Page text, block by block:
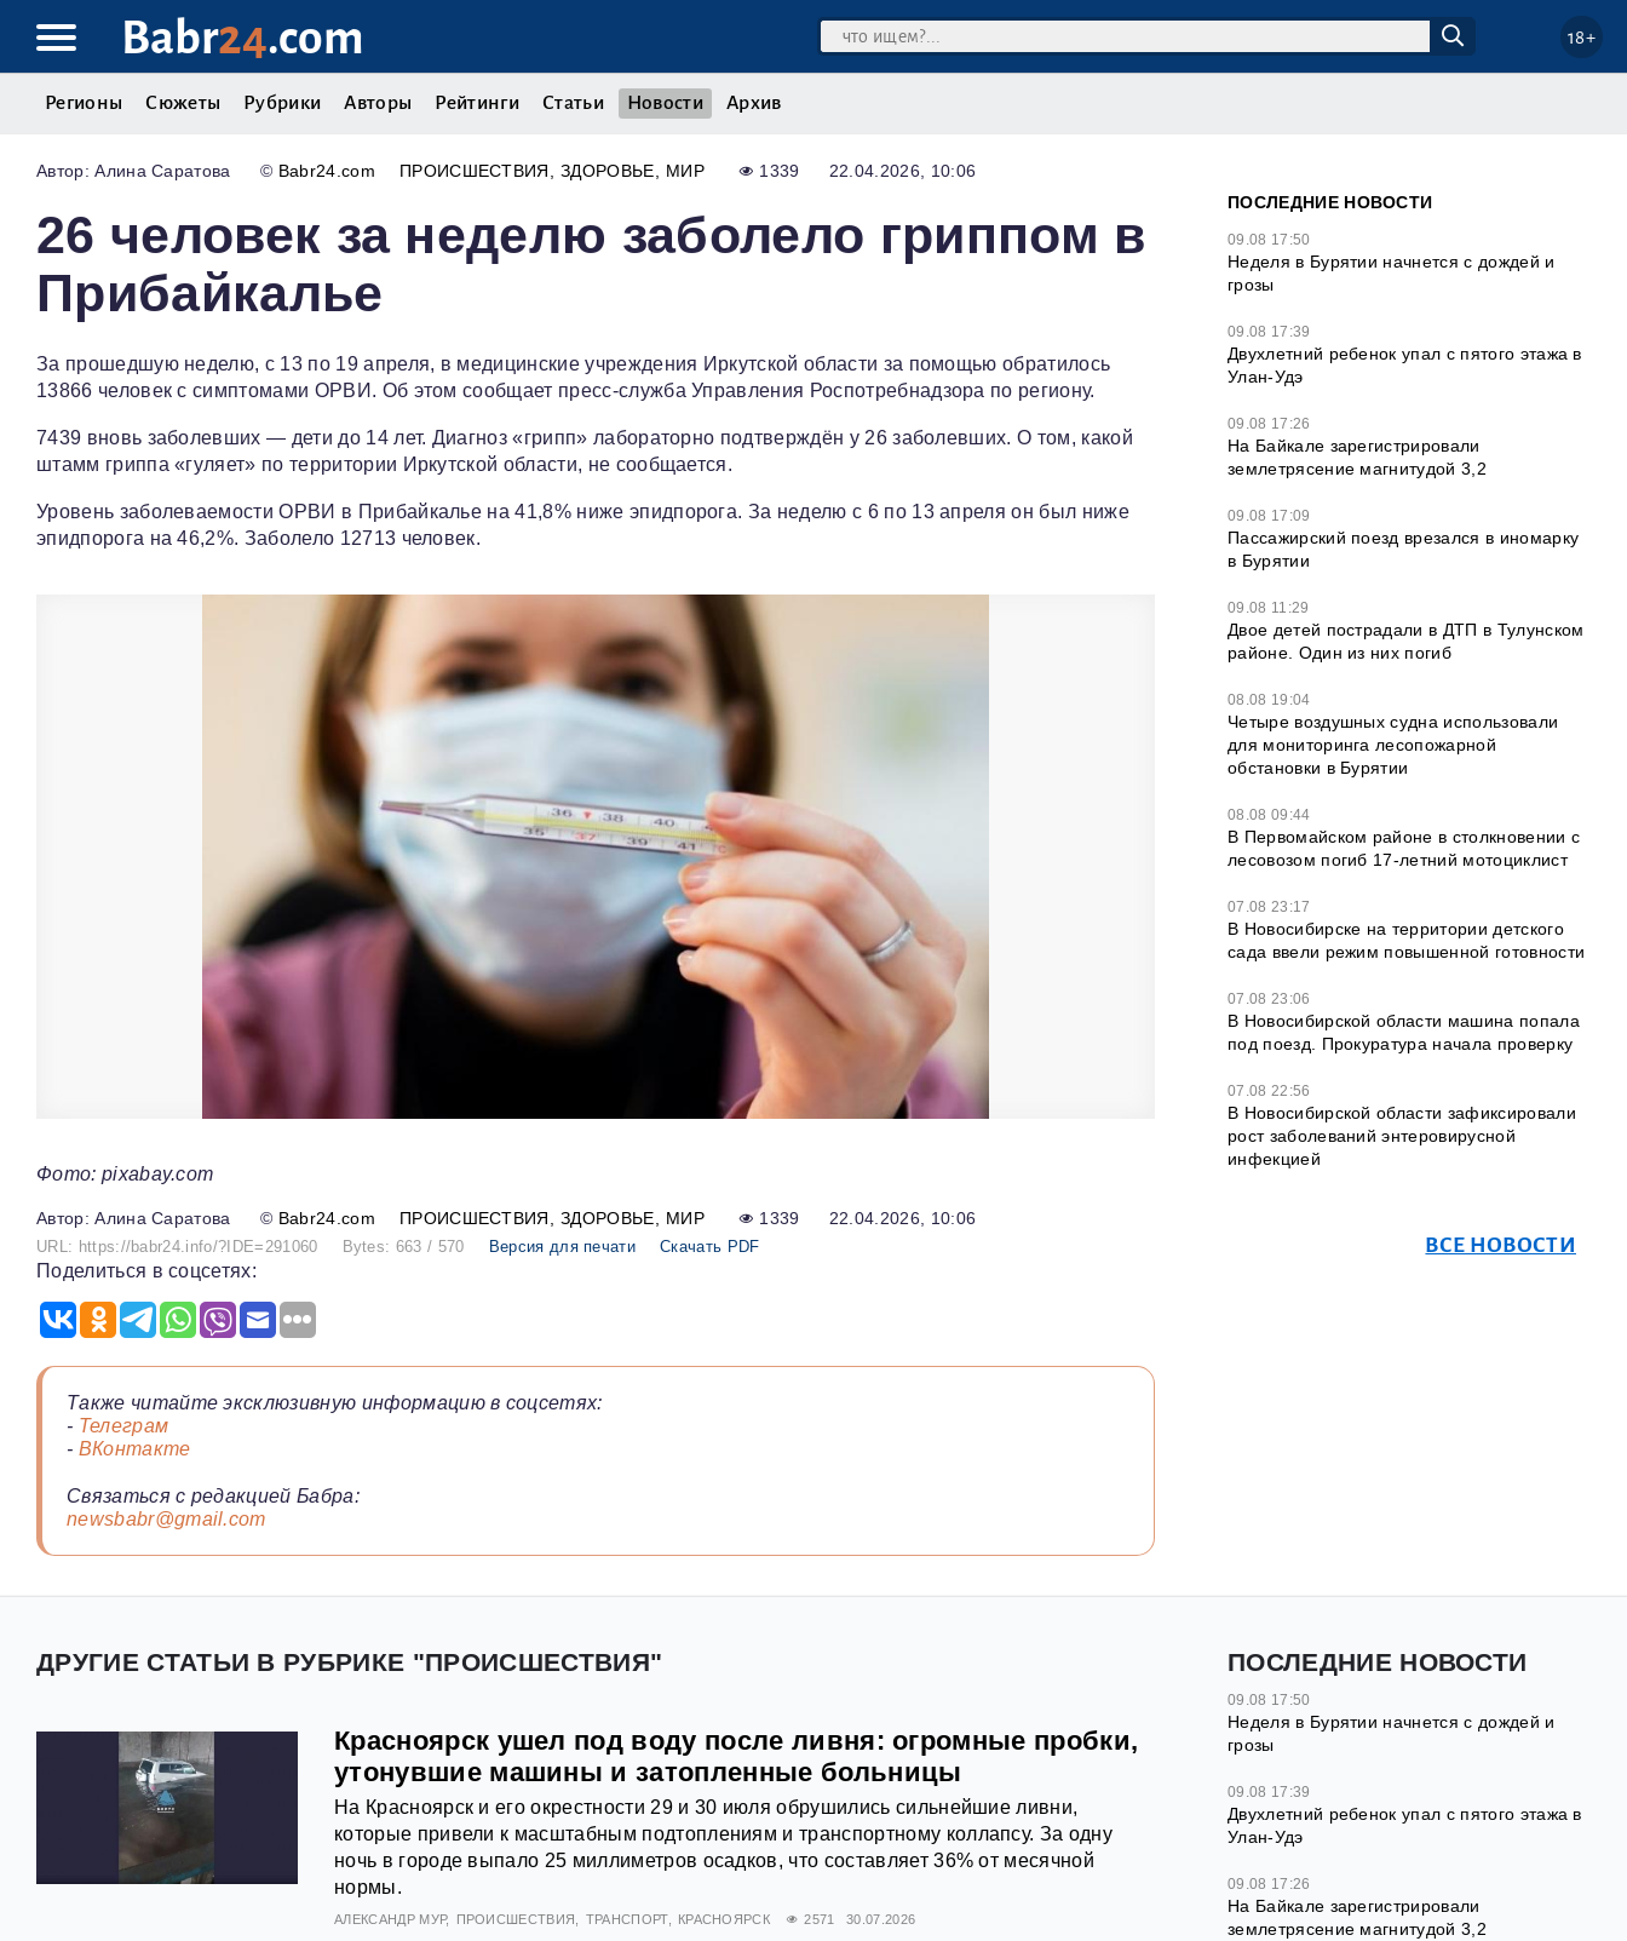
Babr24.com 18+
Регионы Сюжеты Рубрики Авторы Рейтинги Статьи Новости Архив
Алина Саратова © Babr24.com ПРОИСШЕСТВИЯ ЗДОРОВЬЕ МИР 1339 22.04.2026, 10:06
26 человек за неделю заболело гриппом в
Прибайкалье
За прошедшую неделю, с 13 по 19 апреля, в медицинские учреждения Иркутской области за помощью обратилось
13866 человек с симптомами ОРВИ. Об этом сообщает пресс‑служба Управления Роспотребнадзора по региону.
7439 вновь заболевших — дети до 14 лет. Диагноз «грипп» лабораторно подтверждён у 26 заболевших. О том, какой
штамм гриппа «гуляет» по территории Иркутской области, не сообщается.
Уровень заболеваемости ОРВИ в Прибайкалье на 41,8% ниже эпидпорога. За неделю с 6 по 13 апреля он был ниже
эпидпорога на 46,2%. Заболело 12713 человек.
Фото: pixabay.com
Алина Саратова © Babr24.com ПРОИСШЕСТВИЯ ЗДОРОВЬЕ МИР 1339 22.04.2026, 10:06
URL: https://babr24.info/?IDE=291060 Bytes: 663 / 570 Версия для печати Скачать PDF
Поделиться в соцсетях:
Также читайте эксклюзивную информацию в соцсетях:
- Телеграм
- ВКонтакте
Связаться с редакцией Бабра:
newsbabr@gmail.com
ПОСЛЕДНИЕ НОВОСТИ
09.08 17:50
Неделя в Бурятии начнется с дождей и
грозы
09.08 17:39
Двухлетний ребенок упал с пятого этажа в
Улан-Удэ
09.08 17:26
На Байкале зарегистрировали
землетрясение магнитудой 3,2
09.08 17:09
Пассажирский поезд врезался в иномарку
в Бурятии
09.08 11:29
Двое детей пострадали в ДТП в Тулунском
районе. Один из них погиб
08.08 19:04
Четыре воздушных судна использовали
для мониторинга лесопожарной
обстановки в Бурятии
08.08 09:44
В Первомайском районе в столкновении с
лесовозом погиб 17-летний мотоциклист
07.08 23:17
В Новосибирске на территории детского
сада ввели режим повышенной готовности
07.08 23:06
В Новосибирской области машина попала
под поезд. Прокуратура начала проверку
07.08 22:56
В Новосибирской области зафиксировали
рост заболеваний энтеровирусной
инфекцией
ВСЕ НОВОСТИ
ДРУГИЕ СТАТЬИ В РУБРИКЕ "ПРОИСШЕСТВИЯ"
Красноярск ушел под воду после ливня: огромные пробки,
утонувшие машины и затопленные больницы
На Красноярск и его окрестности 29 и 30 июля обрушились сильнейшие ливни,
которые привели к масштабным подтоплениям и транспортному коллапсу. За одну
ночь в городе выпало 25 миллиметров осадков, что составляет 36% от месячной
нормы.
АЛЕКСАНДР МУР ПРОИСШЕСТВИЯ ТРАНСПОРТ КРАСНОЯРСК 2571 30.07.2026
ПОСЛЕДНИЕ НОВОСТИ
09.08 17:50
Неделя в Бурятии начнется с дождей и
грозы
09.08 17:39
Двухлетний ребенок упал с пятого этажа в
Улан-Удэ
09.08 17:26
На Байкале зарегистрировали
землетрясение магнитудой 3,2